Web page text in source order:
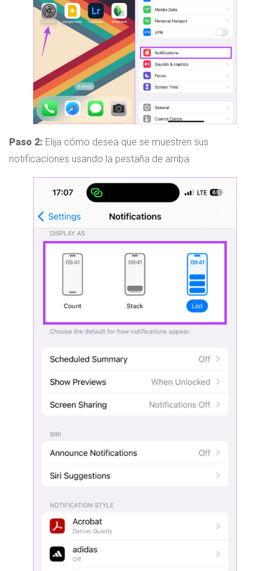
Paso 2: Elija cómo desea que se muestren sus
notificaciones usando la pestaña de arriba